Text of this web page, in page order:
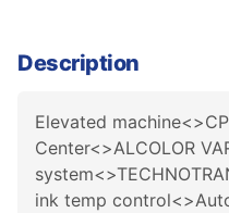
Description
Elevated
Center<>ALCOLOR
ink temp